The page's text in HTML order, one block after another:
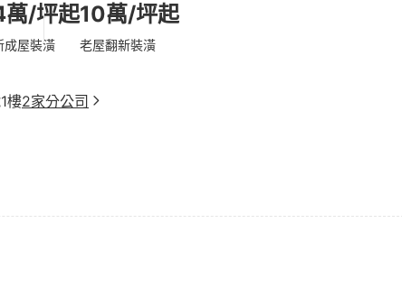
萬/坪起
成屋裝潢
10萬/坪起
老屋翻新裝潢
樓2家分公司